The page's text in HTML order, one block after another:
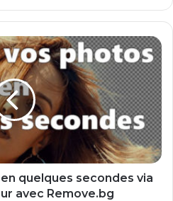
quelques secondes via
avec Remove.bg